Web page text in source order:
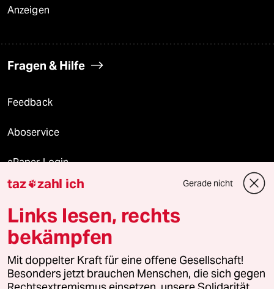
Anzeigen
Fragen & Hilfe
Feedback
Aboservice
ePaper Login
Downloads für Abonnierende
© 2026 taz Verlags und Vertriebs GmbH
Alle Rechte vorbehalten. Bei rechtlichen Fragen oder für Genehmigungen
wenden Sie sich bitte an
lizenzen@taz.de
taz zahl ich Gerade nicht
Links lesen, rechts
bekämpfen
Mit doppelter Kraft für eine offene Gesellschaft!
Besonders jetzt brauchen Menschen, die sich gegen